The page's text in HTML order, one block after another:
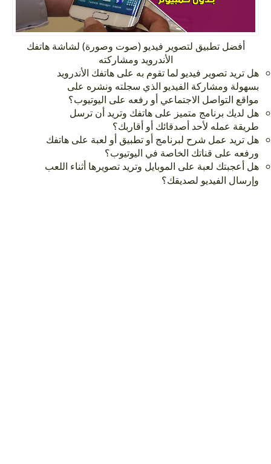
أفضل تطبيق لتصوير فيديو (صوت وصورة) لشاشة هاتفك
الأندرويد ومشاركته
هل تريد تصوير فيديو لما تقوم به على هاتفك الأندرويد
بسهولة ومشاركة الفيديو الذي سجلته ونشره على
مواقع التواصل الاجتماعي أو رفعه على اليوتيوب؟
هل لديك برنامج متميز على هاتفك وتريد أن ترسل
طريقة عمله لأحد أصدقائك أو أقاربك؟
هل تريد عمل شرح لبرنامج أو تطبيق أو لعبة على هاتفك
ورفعه على قناتك الخاصة في اليوتيوب؟
هل أعجبتك لعبة على الموبايل وتريد تصويرها أثناء اللعب
وإرسال الفيديو لصديقك؟